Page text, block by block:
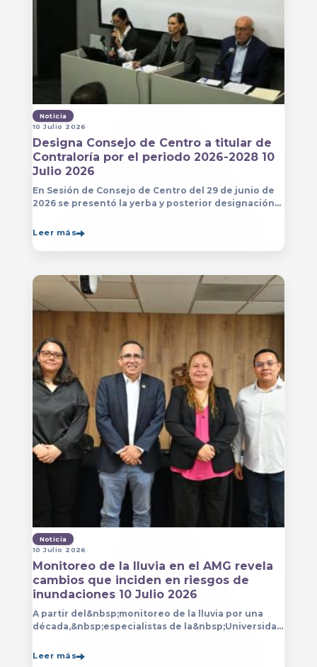
Noticia
10 Julio 2026
Designa Consejo de Centro a titular de
Contraloría por el periodo 2026-2028 10
Julio 2026
En Sesión de Consejo de Centro del 29 de junio de
2026 se presentó la yerba y posterior designación
del Centro Universitario de Arte, Arquitectura
Leer más
Noticia
10 Julio 2026
Monitoreo de la lluvia en el AMG revela
cambios que inciden en riesgos de
inundaciones 10 Julio 2026
A partir del&nbsp;monitoreo de la lluvia por una
década,&nbsp;especialistas de la&nbsp;Universidad
Leer más